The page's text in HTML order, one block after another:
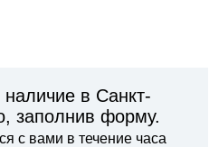
в Санкт-
заполнив форму.
с вами в течение часа